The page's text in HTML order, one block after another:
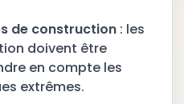
de construction : les
doivent être
en compte les
extrêmes.